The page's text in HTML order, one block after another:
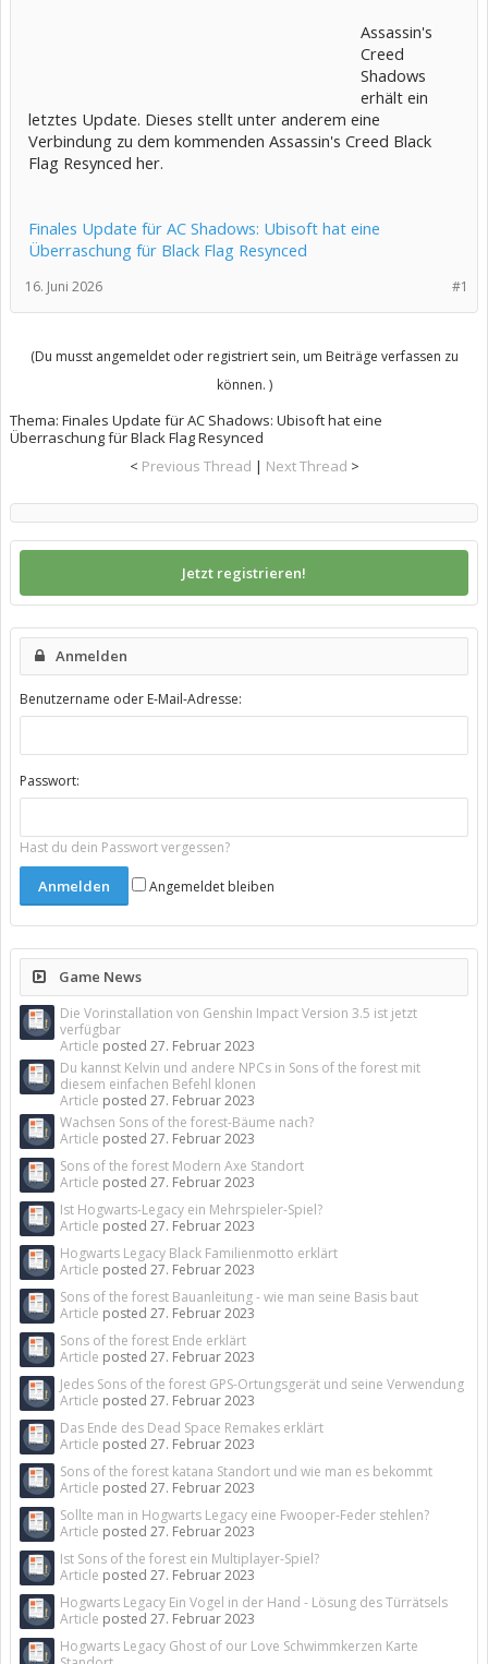
Assassin's
Creed
Shadows
erhält ein
letztes Update. Dieses stellt unter anderem eine
Verbindung zu dem kommenden Assassin's Creed Black
Flag Resynced her.
Finales Update für AC Shadows: Ubisoft hat eine
Überraschung für Black Flag Resynced
#1
16. Juni 2026
(Du musst angemeldet oder registriert sein, um Beiträge verfassen zu
können. )
Thema: Finales Update für AC Shadows: Ubisoft hat eine
Überraschung für Black Flag Resynced
< Previous Thread | Next Thread >
Jetzt registrieren!
Anmelden
Benutzername oder E-Mail-Adresse:
Passwort:
Hast du dein Passwort vergessen?
Angemeldet bleiben
Game News
Die Vorinstallation von Genshin Impact Version 3.5 ist jetzt
verfügbar
Article posted 27. Februar 2023
Du kannst Kelvin und andere NPCs in Sons of the forest mit
diesem einfachen Befehl klonen
Article posted 27. Februar 2023
Wachsen Sons of the forest-Bäume nach?
Article posted 27. Februar 2023
Sons of the forest Modern Axe Standort
Article posted 27. Februar 2023
Ist Hogwarts-Legacy ein Mehrspieler-Spiel?
Article posted 27. Februar 2023
Hogwarts Legacy Black Familienmotto erklärt
Article posted 27. Februar 2023
Sons of the forest Bauanleitung - wie man seine Basis baut
Article posted 27. Februar 2023
Sons of the forest Ende erklärt
Article posted 27. Februar 2023
Jedes Sons of the forest GPS-Ortungsgerät und seine Verwendung
Article posted 27. Februar 2023
Das Ende des Dead Space Remakes erklärt
Article posted 27. Februar 2023
Sons of the forest katana Standort und wie man es bekommt
Article posted 27. Februar 2023
Sollte man in Hogwarts Legacy eine Fwooper-Feder stehlen?
Article posted 27. Februar 2023
Ist Sons of the forest ein Multiplayer-Spiel?
Article posted 27. Februar 2023
Hogwarts Legacy Ein Vogel in der Hand - Lösung des Türrätsels
Article posted 27. Februar 2023
Hogwarts Legacy Ghost of our Love Schwimmkerzen Karte